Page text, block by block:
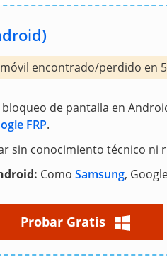
encontrado/perdido en
de pantalla en
FRP.
sin conocimiento técnico ni
Como Samsung,
Probar Gratis